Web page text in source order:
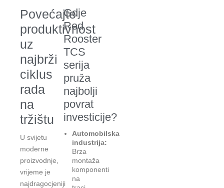
Povećajte
produktivnost
uz
najbrži
ciklus
rada
na
tržištu
U svijetu
moderne
proizvodnje,
vrijeme je
najdragocjeniji
Gdje
Red
Rooster
TCS
serija
pruža
najbolji
povrat
investicije?
Automobilska
industrija:
Brza
montaža
komponenti
na